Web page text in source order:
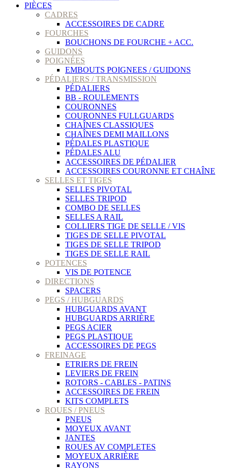
PIÈCES
CADRES
ACCESSOIRES DE CADRE
FOURCHES
BOUCHONS DE FOURCHE + ACC.
GUIDONS
POIGNÉES
EMBOUTS POIGNEES / GUIDONS
PÉDALIERS / TRANSMISSION
PÉDALIERS
BB - ROULEMENTS
COURONNES
COURONNES FULLGUARDS
CHAÎNES CLASSIQUES
CHAÎNES DEMI MAILLONS
PÉDALES PLASTIQUE
PÉDALES ALU
ACCESSOIRES DE PÉDALIER
ACCESSOIRES COURONNE ET CHAÎNE
SELLES ET TIGES
SELLES PIVOTAL
SELLES TRIPOD
COMBO DE SELLES
SELLES A RAIL
COLLIERS TIGE DE SELLE / VIS
TIGES DE SELLE PIVOTAL
TIGES DE SELLE TRIPOD
TIGES DE SELLE RAIL
POTENCES
VIS DE POTENCE
DIRECTIONS
SPACERS
PEGS / HUBGUARDS
HUBGUARDS AVANT
HUBGUARDS ARRIÈRE
PEGS ACIER
PEGS PLASTIQUE
ACCESSOIRES DE PEGS
FREINAGE
ETRIERS DE FREIN
LEVIERS DE FREIN
ROTORS - CABLES - PATINS
ACCESSOIRES DE FREIN
KITS COMPLETS
ROUES / PNEUS
PNEUS
MOYEUX AVANT
JANTES
ROUES AV COMPLETES
MOYEUX ARRIÈRE
RAYONS